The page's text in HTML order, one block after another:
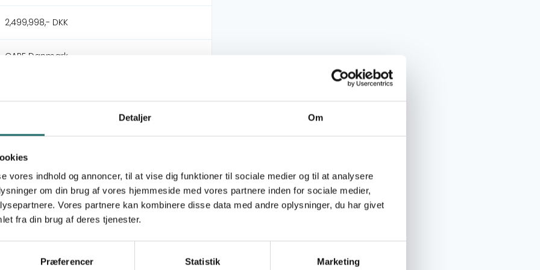
Detaljer Om
vores indhold og annoncer, til at vise dig funktioner til sociale medier og til at analysere
om din brug af vores hjemmeside med vores partnere inden for sociale medier,
Vores partnere kan kombinere disse data med andre oplysninger, du har givet
fra din brug af deres tjenester.
Præferencer Statistik Marketing
2,499,998,- DKK
CARE Danmark
Myanmar Refugee Crisis Bangladesh
(Modality 2)
Goal 3: Good Health and Well-being
Goal 6: Clean Water and Sanitation